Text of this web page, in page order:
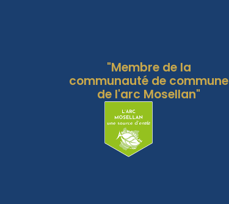
"Membre de la
communauté de commune
de l'arc Mosellan"